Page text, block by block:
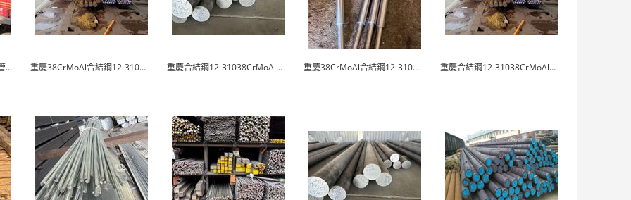
重慶螺旋管廠家 重慶塗塑鋼管廠家 重慶38CrMoAl合結鋼12-310廠家直銷 重慶合結鋼12-31038CrMoAl加工精良 重慶38CrMoAl合結鋼12-310現貨供應 重慶合結鋼12-31038CrMoAl專業定製